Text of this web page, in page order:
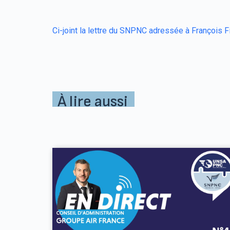
Ci-joint la lettre du SNPNC adressée à François
À lire aussi